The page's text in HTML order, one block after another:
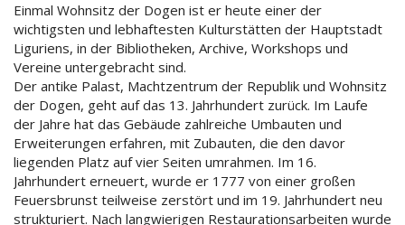
Einmal Wohnsitz der Dogen ist er heute einer der
wichtigsten und lebhaftesten Kulturstätten der Hauptstadt
Liguriens, in der Bibliotheken, Archive, Workshops und
Vereine untergebracht sind.
Der antike Palast, Machtzentrum der Republik und Wohnsitz
der Dogen, geht auf das 13. Jahrhundert zurück. Im Laufe
der Jahre hat das Gebäude zahlreiche Umbauten und
Erweiterungen erfahren, mit Zubauten, die den davor
liegenden Platz auf vier Seiten umrahmen. Im 16.
Jahrhundert erneuert, wurde er 1777 von einer großen
Feuersbrunst teilweise zerstört und im 19. Jahrhundert neu
strukturiert. Nach langwierigen Restaurationsarbeiten wurde